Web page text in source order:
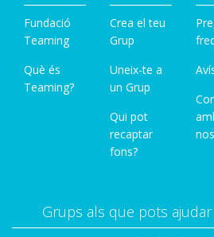
Fundació
Teaming
Què és
Teaming?
Crea el teu
Grup
Uneix-te a
un Grup
Qui pot
recaptar
fons?
Grups als que pots